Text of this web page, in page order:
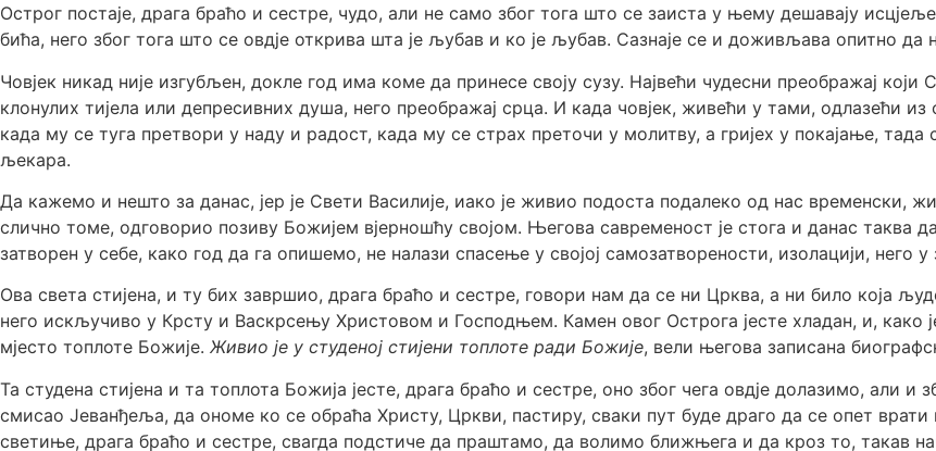
Острог постаје, драга браћо и сестре, чудо, али не само због тога што се заиста у њему дешавају
бића, него због тога што се овдје открива шта је љубав и ко је љубав. Сазнаје се и доживљава опитно
Човјек никад није изгубљен, докле год има коме да принесе своју сузу. Највећи чудесни преображај
клонулих тијела или депресивних душа, него преображај срца. И када човјек, живећи у тами, одлазећи
када му се туга претвори у наду и радост, када му се страх преточи у молитву, а гријех у покајање,
љекара.
Да кажемо и нешто за данас, јер је Свети Василије, иако је живио подоста подалеко од нас
слично томе, одговорио позиву Божијем вјерношћу својом. Његова савременост је стога и данас таква
затворен у себе, како год да га опишемо, не налази спасење у својој самозатворености, изолацији, него
Ова света стијена, и ту бих завршио, драга браћо и сестре, говори нам да се ни Црква, а ни било која
него искључиво у Крсту и Васкрсењу Христовом и Господњем. Камен овог Острога јесте хладан, и, како
мјесто топлоте Божије. Живио је у студеној стијени топлоте ради Божије, вели његова записана
Та студена стијена и та топлота Божија јесте, драга браћо и сестре, оно због чега овдје долазимо, али и
смисао Јеванђеља, да ономе ко се обраћа Христу, Цркви, пастиру, сваки пут буде драго да се опет
светиње, драга браћо и сестре, свагда подстиче да праштамо, да волимо ближњега и да кроз то, такав